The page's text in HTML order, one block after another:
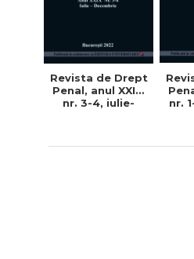
Revista de Drept
Penal, anul XXIX,
nr. 3-4, iulie-
nr.